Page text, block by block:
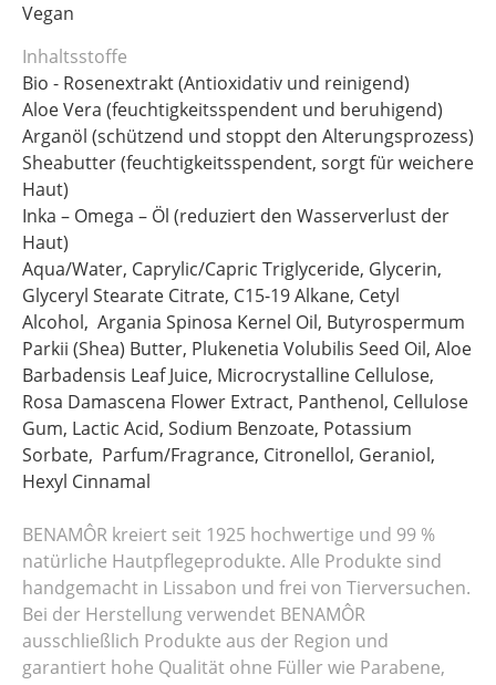
Vegan
Inhaltsstoffe
Bio - Rosenextrakt (Antioxidativ und reinigend)
Aloe Vera (feuchtigkeitsspendent und beruhigend)
Arganöl (schützend und stoppt den Alterungsprozess)
Sheabutter (feuchtigkeitsspendent, sorgt für weichere
Haut)
Inka – Omega – Öl (reduziert den Wasserverlust der
Haut)
Aqua/Water, Caprylic/Capric Triglyceride, Glycerin,
Glyceryl Stearate Citrate, C15-19 Alkane, Cetyl
Alcohol, Argania Spinosa Kernel Oil, Butyrospermum
Parkii (Shea) Butter, Plukenetia Volubilis Seed Oil, Aloe
Barbadensis Leaf Juice, Microcrystalline Cellulose,
Rosa Damascena Flower Extract, Panthenol, Cellulose
Gum, Lactic Acid, Sodium Benzoate, Potassium
Sorbate, Parfum/Fragrance, Citronellol, Geraniol,
Hexyl Cinnamal
BENAMÔR kreiert seit 1925 hochwertige und 99 %
natürliche Hautpflegeprodukte. Alle Produkte sind
handgemacht in Lissabon und frei von Tierversuchen.
Bei der Herstellung verwendet BENAMÔR
ausschließlich Produkte aus der Region und
garantiert hohe Qualität ohne Füller wie Parabene,